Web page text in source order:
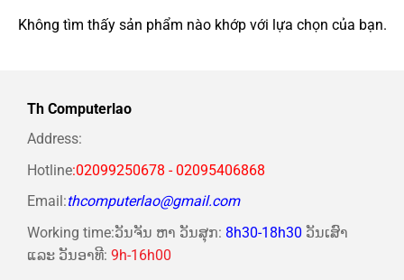
Không tìm thấy sản phẩm nào khớp với lựa chọn của bạn.
Th Computerlao
Address:
Hotline:02099250678 - 02095406868
Email:thcomputerlao@gmail.com
Working time:ວັນຈັນ ຫາ ວັນສຸກ: 8h30-18h30 ວັນເສົາ
ແລະ ວັນອາທີ: 9h-16h00